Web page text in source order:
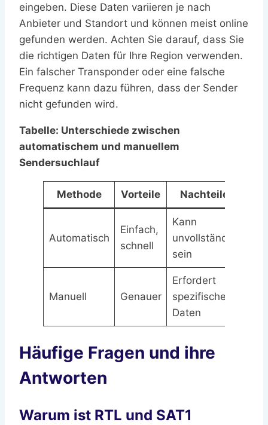
eingeben. Diese Daten variieren je nach
Anbieter und Standort und können meist online
gefunden werden. Achten Sie darauf, dass Sie
die richtigen Daten für Ihre Region verwenden.
Ein falscher Transponder oder eine falsche
Frequenz kann dazu führen, dass der Sender
nicht gefunden wird.
Tabelle: Unterschiede zwischen
automatischem und manuellem
Sendersuchlauf
Methode Vorteile Nachteile
Automatisch
Einfach,
schnell
Kann
unvollständig
sein
Manuell Genauer
Erfordert
spezifische
Daten
Häufige Fragen und ihre
Antworten
Warum ist RTL und SAT1